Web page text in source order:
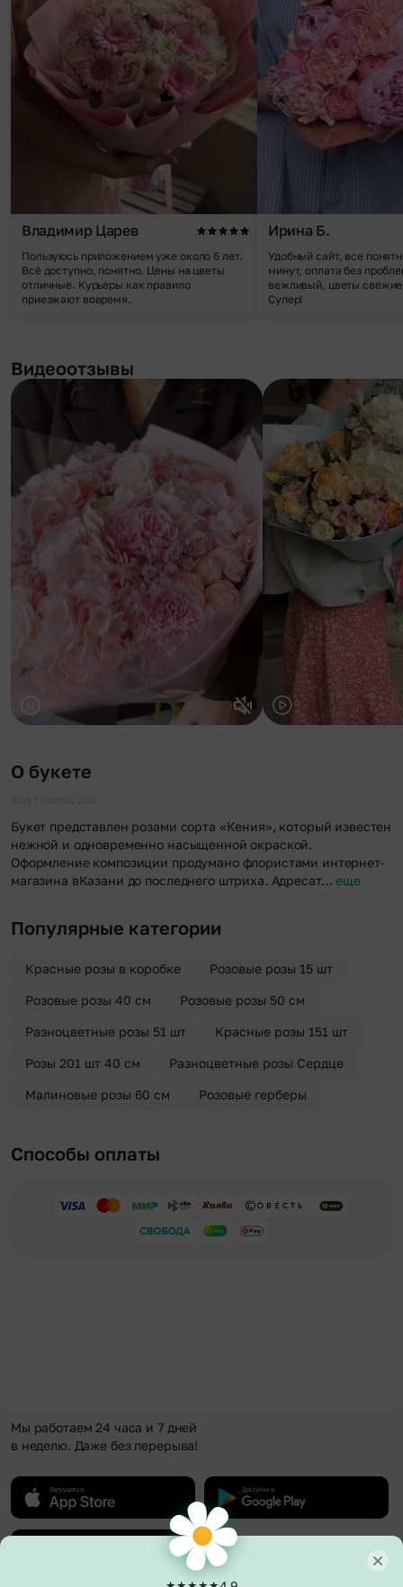
Владимир Царев
Пользуюсь приложением уже около 6 лет.
Всё доступно, понятно. Цены на цветы
отличные. Курьеры как правило
приезжают вовремя.
Ирина Б.
Удобный сайт, все
минут, оплата без
вежливый, цветы
Супер!
Видеоотзывы
О букете
Букет представлен розами сорта «Кения», который известен
нежной и одновременно насыщенной окраской.
Оформление композиции продумано флористами интернет-
магазина вКазани до последнего штриха. Адресат… еще
Популярные категории
Красные розы в коробке Розовые розы 15 шт
Розовые розы 40 см Розовые розы 50 см
Разноцветные розы 51 шт Красные розы 151 шт
Розы 201 шт 40 см Разноцветные розы Сердце
Малиновые розы 60 см Розовые герберы
Способы оплаты
Мы работаем 24 часа и 7 дней
в неделю. Даже без перерыва!